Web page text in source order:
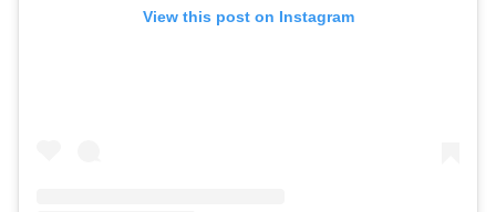
View this post on Instagram